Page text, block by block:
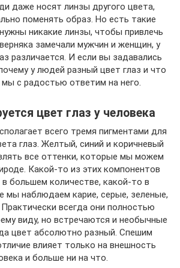
даже носят линзы другого цвета,
поменять образ. Но есть такие
никакие линзы, чтобы привлечь
замечали мужчин и женщин, у
различается. И если вы задавались
у людей разный цвет глаз и что
мы с радостью ответим на него.
цвет глаз у человека
всего тремя пигментами для
глаз. Желтый, синий и коричневый
все оттенки, которые мы можем
Какой-то из этих компонентов
в большем количестве, какой-то в
мы наблюдаем карие, серые, зеленые,
Практически всегда они полностью
виду, но встречаются и необычные
цвет абсолютно разный. Спешим
влияет только на внешность
и больше ни на что.